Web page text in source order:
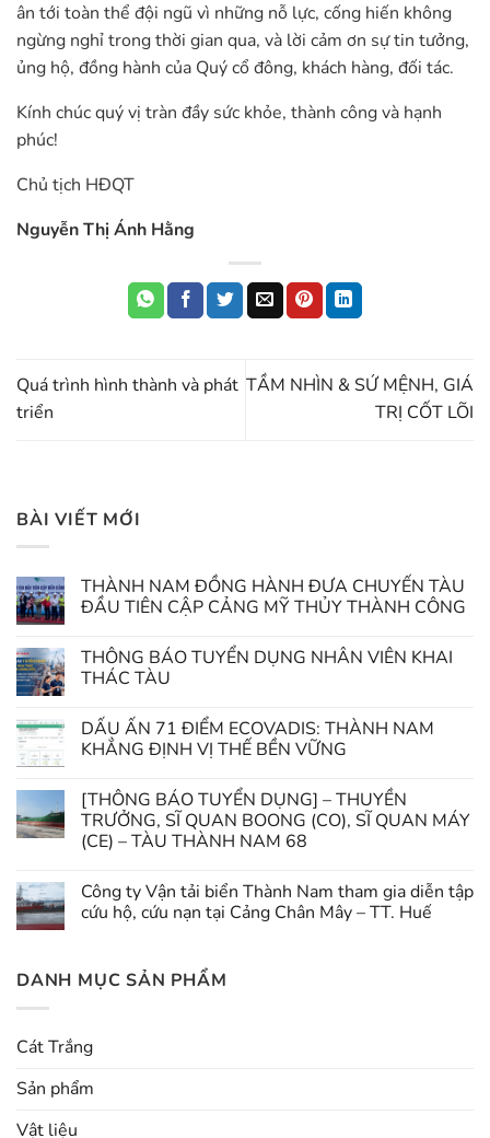
ân tới toàn thể đội ngũ vì những nỗ lực, cống hiến không
ngừng nghỉ trong thời gian qua, và lời cảm ơn sự tin tưởng,
ủng hộ, đồng hành của Quý cổ đông, khách hàng, đối tác.
Kính chúc quý vị tràn đầy sức khỏe, thành công và hạnh
phúc!
Chủ tịch HĐQT
Nguyễn Thị Ánh Hằng
Quá trình hình thành và phát
triển
TẦM NHÌN & SỨ MỆNH, GIÁ
TRỊ CỐT LÕI
BÀI VIẾT MỚI
THÀNH NAM ĐỒNG HÀNH ĐƯA CHUYẾN TÀU
ĐẦU TIÊN CẬP CẢNG MỸ THỦY THÀNH CÔNG
THÔNG BÁO TUYỂN DỤNG NHÂN VIÊN KHAI
THÁC TÀU
DẤU ẤN 71 ĐIỂM ECOVADIS: THÀNH NAM
KHẲNG ĐỊNH VỊ THẾ BỀN VỮNG
[THÔNG BÁO TUYỂN DỤNG] – THUYỀN
TRƯỞNG, SĨ QUAN BOONG (CO), SĨ QUAN MÁY
(CE) – TÀU THÀNH NAM 68
Công ty Vận tải biển Thành Nam tham gia diễn tập
cứu hộ, cứu nạn tại Cảng Chân Mây – TT. Huế
DANH MỤC SẢN PHẨM
Cát Trắng
Sản phẩm
Vật liệu